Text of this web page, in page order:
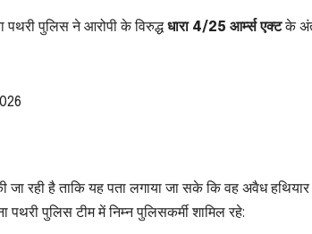
पथरी पुलिस ने आरोपी के विरुद्धधारा 4/25 आर्म्स एक्टके
रही है ताकि यह पता लगाया जा सके कि वह अवैध
पथरी पुलिस टीम में निम्न पुलिसकर्मी शामिल रहे: